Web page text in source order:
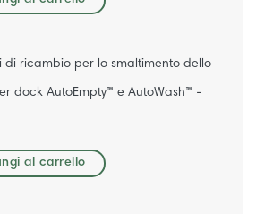
di ricambio per lo smaltimento dello
dock AutoEmpty™ e AutoWash™ -
al carrello